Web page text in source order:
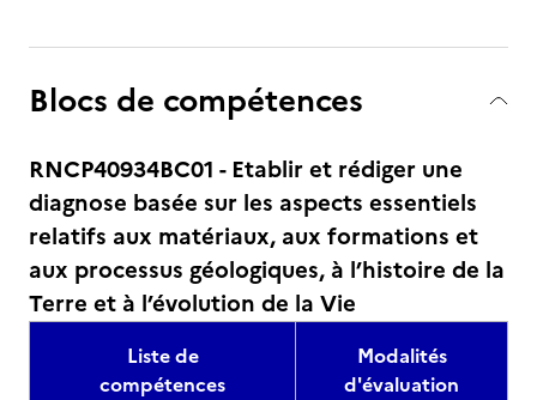
Blocs de compétences
RNCP40934BC01 - Etablir et rédiger une
diagnose basée sur les aspects essentiels
relatifs aux matériaux, aux formations et
aux processus géologiques, à l’histoire de la
Terre et à l’évolution de la Vie
Liste de
compétences
Modalités
d'évaluation